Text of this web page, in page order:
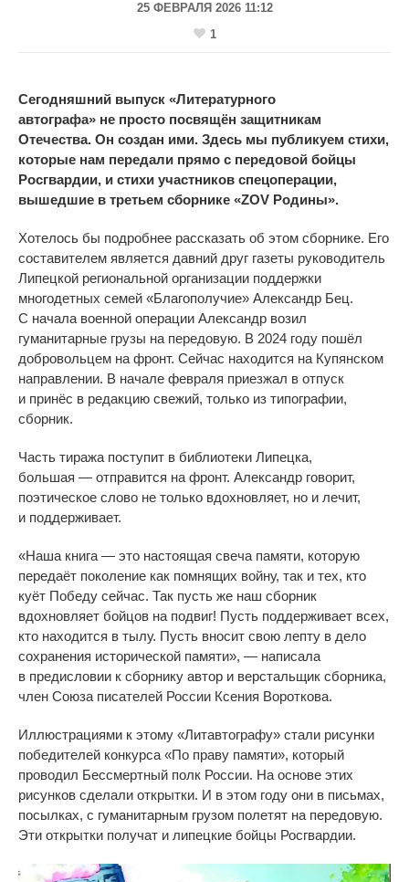
25 ФЕВРАЛЯ 2026 11:12
1
Сегодняшний выпуск «Литературного
автографа» не просто посвящён защитникам
Отечества. Он создан ими. Здесь мы публикуем стихи,
которые нам передали прямо с передовой бойцы
Росгвардии, и стихи участников спецоперации,
вышедшие в третьем сборнике «ZOV Родины».
Хотелось бы подробнее рассказать об этом сборнике. Его
составителем является давний друг газеты руководитель
Липецкой региональной организации поддержки
многодетных семей «Благополучие» Александр Бец.
С начала военной операции Александр возил
гуманитарные грузы на передовую. В 2024 году пошёл
добровольцем на фронт. Сейчас находится на Купянском
направлении. В начале февраля приезжал в отпуск
и принёс в редакцию свежий, только из типографии,
сборник.
Часть тиража поступит в библиотеки Липецка,
большая — отправится на фронт. Александр говорит,
поэтическое слово не только вдохновляет, но и лечит,
и поддерживает.
«Наша книга — это настоящая свеча памяти, которую
передаёт поколение как помнящих войну, так и тех, кто
куёт Победу сейчас. Так пусть же наш сборник
вдохновляет бойцов на подвиг! Пусть поддерживает всех,
кто находится в тылу. Пусть вносит свою лепту в дело
сохранения исторической памяти», — написала
в предисловии к сборнику автор и верстальщик сборника,
член Союза писателей России Ксения Вороткова.
Иллюстрациями к этому «Литавтографу» стали рисунки
победителей конкурса «По праву памяти», который
проводил Бессмертный полк России. На основе этих
рисунков сделали открытки. И в этом году они в письмах,
посылках, с гуманитарным грузом полетят на передовую.
Эти открытки получат и липецкие бойцы Росгвардии.